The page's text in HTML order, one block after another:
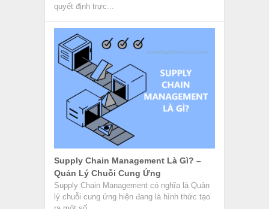
quyết định trực...
Supply Chain Management Là Gì? –
Quản Lý Chuỗi Cung Ứng
Supply Chain Management có nghĩa là Quản
lý chuỗi cung ứng hiện đang là hình thức tạo